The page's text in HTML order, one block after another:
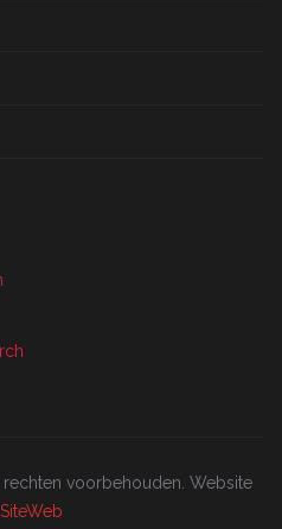
voorbehouden. Website
SiteWeb